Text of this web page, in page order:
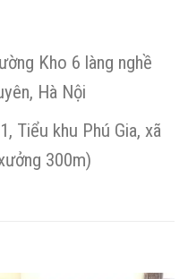
Kho 6 làng nghề
Hà Nội
Tiểu khu Phú Gia, xã
300m)